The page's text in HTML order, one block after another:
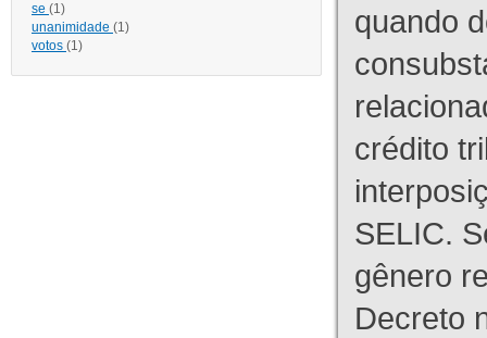
se (1)
unanimidade (1)
votos (1)
quando
crédito
SELIC.
gênero
Decreto